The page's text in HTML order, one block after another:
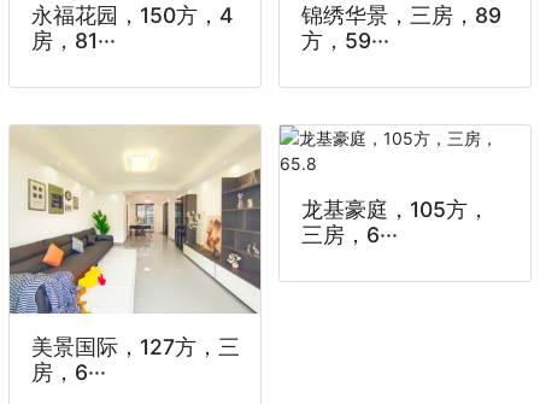
永福花园，150方，4
房，81···
锦绣华景，三房，89
方，59···
美景国际，127方，三
房，6···
龙基豪庭，105方，
三房，6···